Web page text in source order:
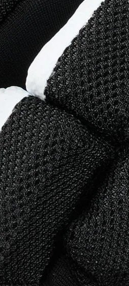
bez DPH
Tacks XF 80 SR modro-červené
bez DPH